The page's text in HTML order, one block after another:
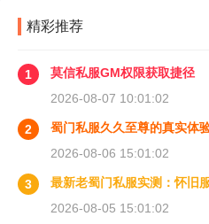
精彩推荐
1
莫信私服GM权限获取捷径
2026-08-07 10:01:02
2
蜀门私服久久至尊的真实体
2026-08-06 15:01:02
3
最新老蜀门私服实测：怀旧
2026-08-05 15:01:02